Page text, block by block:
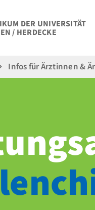
DER UNIVERSITÄT
/ HERDECKE
Infos für Ärztinnen &